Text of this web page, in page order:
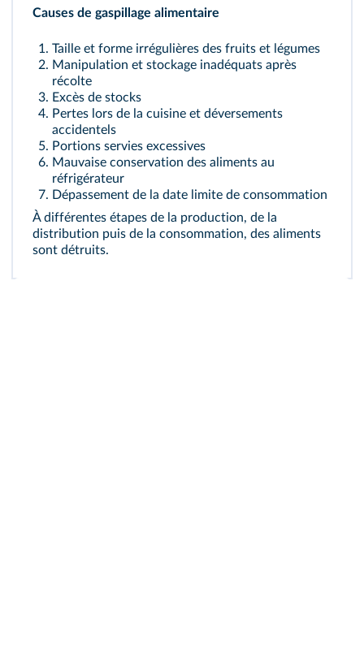
Causes de gaspillage alimentaire
Taille et forme irrégulières des fruits et légumes
Manipulation et stockage inadéquats après
récolte
Excès de stocks
Pertes lors de la cuisine et déversements
accidentels
Portions servies excessives
Mauvaise conservation des aliments au
réfrigérateur
Dépassement de la date limite de consommation
À différentes étapes de la production, de la
distribution puis de la consommation, des aliments
sont détruits.